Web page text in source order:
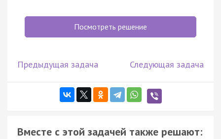
Посмотреть решение
Предыдущая задача Следующая задача
Вместе с этой задачей также решают: